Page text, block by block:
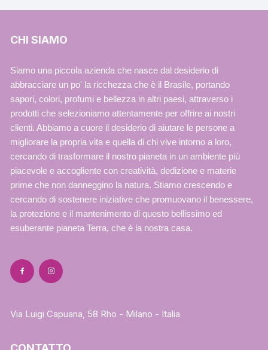
CHI SIAMO
Siamo una piccola azienda che nasce dal desiderio di
abbracciare un po' la ricchezza che è il Brasile, portando
sapori, colori, profumi e bellezza in altri paesi, attraverso i
prodotti che selezioniamo attentamente per offrire ai nostri
clienti. Abbiamo a cuore il desiderio di aiutare le persone a
migliorare la propria vita e quella di chi vive intorno a loro,
cercando di trasformare il nostro pianeta in un ambiente più
piacevole e accogliente con creatività, dedizione e materie
prime che non danneggino la natura. Stiamo crescendo e
cercando di sostenere iniziative che promuovano il benessere,
la protezione e il mantenimento di questo bellissimo ed
esuberante pianeta Terra, che è la nostra casa.
Via Luigi Capuana, 58 Rho - Milano - Italia